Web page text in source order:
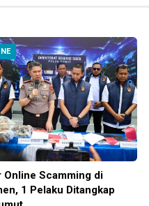
Online Scamming di
1 Pelaku Ditangkap